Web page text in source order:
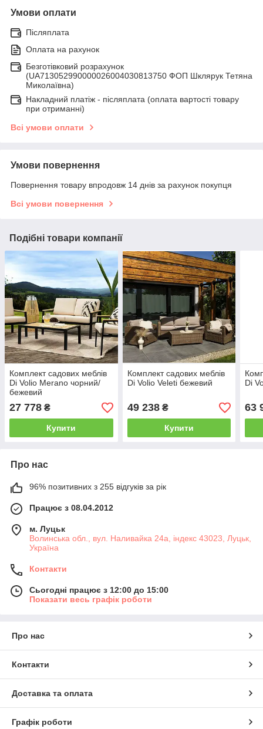
Умови оплати
Післяплата
Оплата на рахунок
Безготівковий розрахунок
(UA713052990000026004030813750 ФОП Шклярук Тетяна
Миколаївна)
Накладний платіж - післяплатa (оплата вартості товару
при отриманні)
Всі умови оплати
Умови повернення
Повернення товару впродовж 14 днів за рахунок покупця
Всі умови повернення
Подібні товари компанії
Комплект садових меблів
Di Volio Merano чорний/
бежевий
27 778 ₴
Купити
Комплект садових меблів
Di Volio Veleti бежевий
49 238₴
Купити
Di
63
Про нас
96% позитивних з 255 відгуків за рік
Працює з 08.04.2012
м. Луцьк
Волинська обл., вул. Наливайка 24а, індекс 43023, Луцьк,
Україна
Контакти
Сьогодні працює з 12:00 до 15:00
Показати весь графік роботи
Про нас
Контакти
Доставка та оплата
Графік роботи